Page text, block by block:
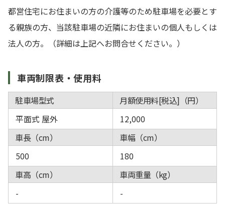
都営住宅にお住まいの方の介護等のため駐車場を必要とす
る親族の方、当該駐車場の近隣にお住まいの個人もしくは
法人の方。（詳細は上記へお問合せください。）
車両制限表・使用料
駐車場型式
月額使用料[税込]（円）
平面式 屋外
12,000
車長（cm）
車幅（cm）
500
180
車高（cm）
車両重量（kg）
-
-